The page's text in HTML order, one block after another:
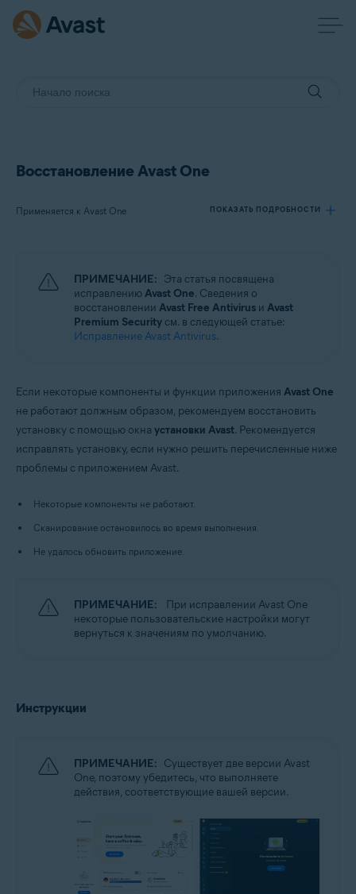
Восстановление Avast One
Применяется к Avast One ПОКАЗАТЬ ПОДРОБНОСТИ
Avast One
Операционные системы:
ПРИМЕЧАНИЕ: Эта статья посвящена
исправлениюAvast One. Сведения о
восстановлении Avast Free Antivirus и Avast
Premium Security см. в следующей статье:
Исправление Avast Antivirus.
Если некоторые компоненты и функции приложения Avast One
не работают должным образом, рекомендуем восстановить
установку с помощью окна установки Avast. Рекомендуется
исправлять установку, если нужно решить перечисленные ниже
проблемы с приложением Avast.
Некоторые компоненты не работают.
Сканирование остановилось во время выполнения.
Не удалось обновить приложение.
ПРИМЕЧАНИЕ:
При исправлении Avast One
некоторые пользовательские настройки могут
вернуться к значениям по умолчанию.
Инструкции
ПРИМЕЧАНИЕ: Существует две версии Avast
One, поэтому убедитесь, что выполняете
действия, соответствующие вашей версии.